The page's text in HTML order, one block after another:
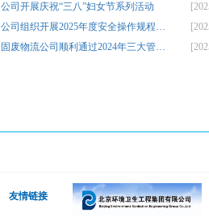
公司开展庆祝“三八”妇女节系列活动
公司组织开展2025年度安全操作规程考试
固废物流公司顺利通过2024年三大管理体系再认证审核
友情链接